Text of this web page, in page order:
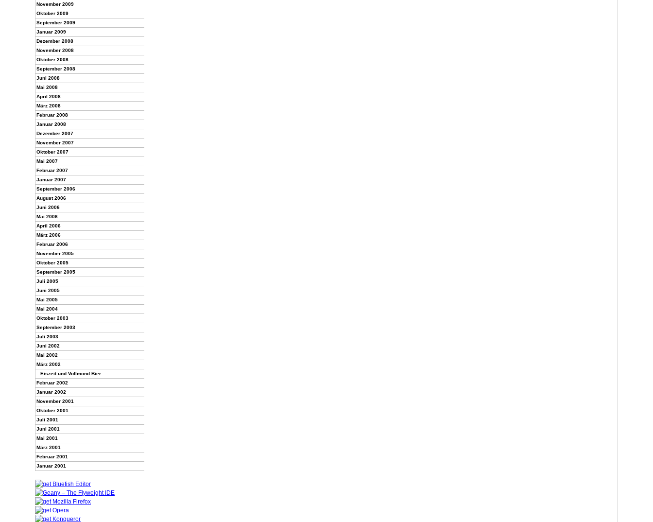
November 2009
Oktober 2009
September 2009
Januar 2009
Dezember 2008
November 2008
Oktober 2008
September 2008
Juni 2008
Mai 2008
April 2008
März 2008
Februar 2008
Januar 2008
Dezember 2007
November 2007
Oktober 2007
Mai 2007
Februar 2007
Januar 2007
September 2006
August 2006
Juni 2006
Mai 2006
April 2006
März 2006
Februar 2006
November 2005
Oktober 2005
September 2005
Juli 2005
Juni 2005
Mai 2005
Mai 2004
Oktober 2003
September 2003
Juli 2003
Juni 2002
Mai 2002
März 2002
Eiszeit und Vollmond Bier
Februar 2002
Januar 2002
November 2001
Oktober 2001
Juli 2001
Juni 2001
Mai 2001
März 2001
Februar 2001
Januar 2001